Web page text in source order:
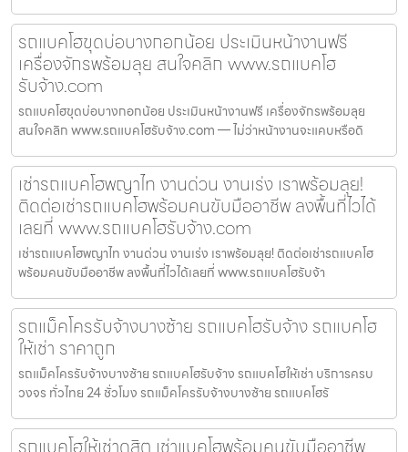
รถแบคโฮขุดบ่อบางกอกน้อย ประเมินหน้างานฟรี
เครื่องจักรพร้อมลุย สนใจคลิก www.รถแบคโฮ
รับจ้าง.com
รถแบคโฮขุดบ่อบางกอกน้อย ประเมินหน้างานฟรี เครื่องจักรพร้อมลุย
สนใจคลิก www.รถแบคโฮรับจ้าง.com — ไม่ว่าหน้างานจะแคบหรือดิ
เช่ารถแบคโฮพญาไท งานด่วน งานเร่ง เราพร้อมลุย!
ติดต่อเช่ารถแบคโฮพร้อมคนขับมืออาชีพ ลงพื้นที่ไวได้
เลยที่ www.รถแบคโฮรับจ้าง.com
เช่ารถแบคโฮพญาไท งานด่วน งานเร่ง เราพร้อมลุย! ติดต่อเช่ารถแบคโฮ
พร้อมคนขับมืออาชีพ ลงพื้นที่ไวได้เลยที่ www.รถแบคโฮรับจ้า
รถแม็คโครรับจ้างบางซ้าย รถแบคโฮรับจ้าง รถแบคโฮ
ให้เช่า ราคาถูก
รถแม็คโครรับจ้างบางซ้าย รถแบคโฮรับจ้าง รถแบคโฮให้เช่า บริการครบ
วงจร ทั่วไทย 24 ชั่วโมง รถแม็คโครรับจ้างบางซ้าย รถแบคโฮรั